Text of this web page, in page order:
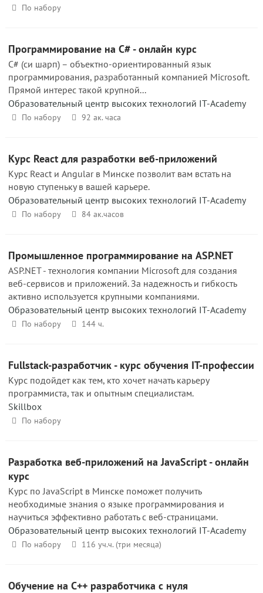
По набору
Программирование на C# - онлайн курс
C# (си шарп) – объектно-ориентированный язык
программирования, разработанный компанией Microsoft.
Прямой интерес такой крупной...
Образовательный центр высоких технологий IT-Academy
По набору 92 ак. часа
Курс React для разработки веб-приложений
Курс React и Angular в Минске позволит вам встать на
новую ступеньку в вашей карьере.
Образовательный центр высоких технологий IT-Academy
По набору 84 ак.часов
Промышленное программирование на ASP.NET
ASP.NET - технология компании Microsoft для создания
веб-сервисов и приложений. За надежность и гибкость
активно используется крупными компаниями.
Образовательный центр высоких технологий IT-Academy
По набору 144 ч.
Fullstack-разработчик - курс обучения IT-профессии
Курс подойдет как тем, кто хочет начать карьеру
программиста, так и опытным специалистам.
Skillbox
По набору
Разработка веб-приложений на JavaScript - онлайн
курс
Курс по JavaScript в Минске поможет получить
необходимые знания о языке программирования и
научиться эффективно работать с веб-страницами.
Образовательный центр высоких технологий IT-Academy
По набору 116 уч.ч. (три месяца)
Обучение на С++ разработчика с нуля